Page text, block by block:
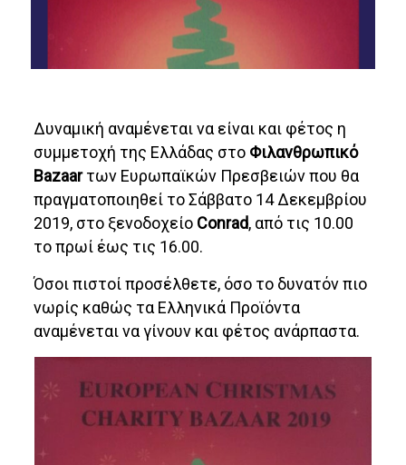
Δυναμική αναμένεται να είναι και φέτος η
συμμετοχή της Ελλάδας στο Φιλανθρωπικό
Bazaarτων Ευρωπαϊκών Πρεσβειών που θα
πραγματοποιηθεί το Σάββατο 14 Δεκεμβρίου
2019, στο ξενοδοχείο Conrad, από τις 10.00
το πρωί έως τις 16.00.
Όσοι πιστοί προσέλθετε, όσο το δυνατόν πιο
νωρίς καθώς τα Ελληνικά Προϊόντα
αναμένεται να γίνουν και φέτος ανάρπαστα.